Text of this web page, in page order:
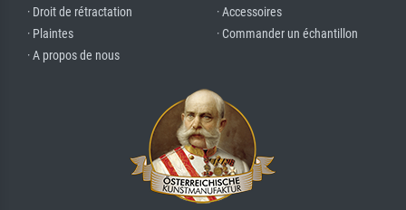
· Droit de rétractation
· Plaintes
· A propos de nous
· Accessoires
· Commander un échantillon